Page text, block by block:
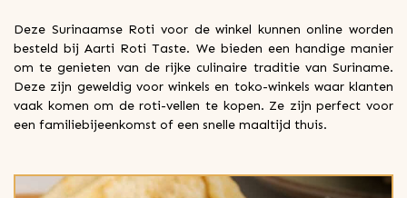
Deze Surinaamse Roti voor de winkel kunnen online worden
besteld bij Aarti Roti Taste. We bieden een handige manier
om te genieten van de rijke culinaire traditie van Suriname.
Deze zijn geweldig voor winkels en toko-winkels waar klanten
vaak komen om de roti-vellen te kopen. Ze zijn perfect voor
een familiebijeenkomst of een snelle maaltijd thuis.